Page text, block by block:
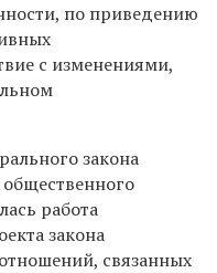
по приведению
с изменениями,
закона
работа
закона
связанных